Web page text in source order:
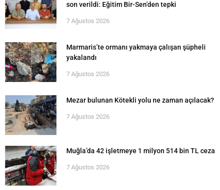
son verildi: Eğitim Bir-Sen’den tepki
7 Ağustos 2026
Marmaris’te ormanı yakmaya çalışan şüpheli
yakalandı
7 Ağustos 2026
Mezar bulunan Kötekli yolu ne zaman açılacak?
7 Ağustos 2026
Muğla’da 42 işletmeye 1 milyon 514 bin TL ceza
7 Ağustos 2026